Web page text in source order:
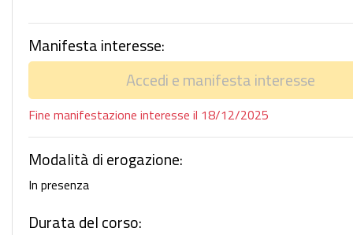
Manifesta interesse:
Accedi e manifesta interesse
Fine manifestazione interesse il 18/12/2025
Modalità di erogazione:
In presenza
Durata del corso: